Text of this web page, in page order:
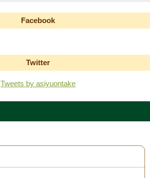
Facebook
Twitter
Tweets by asiyuontake